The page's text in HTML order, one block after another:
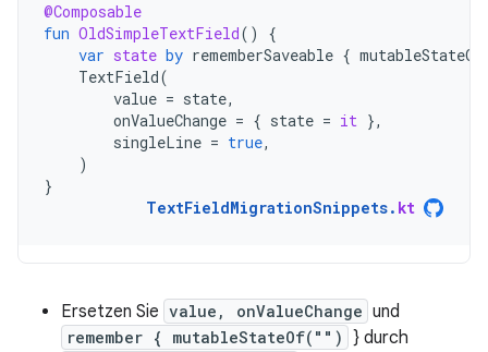
@Composable
fun OldSimpleTextField()
{
var state by rememberSaveable { mutableStateOf
TextField(
value = state,
onValueChange = { state = it },
singleLine = true,
)
}
TextFieldMigrationSnippets. kt
Ersetzen Sie value, onValueChange und
remember { mutableStateOf("") } durch